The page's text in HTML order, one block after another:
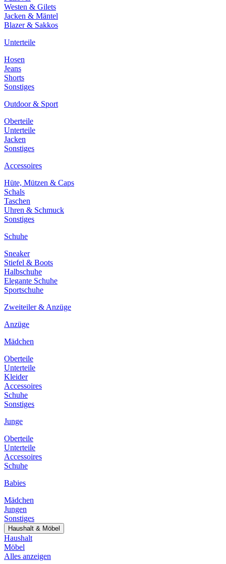
Westen & Gilets
Jacken & Mäntel
Blazer & Sakkos
Unterteile
Hosen
Jeans
Shorts
Sonstiges
Outdoor & Sport
Oberteile
Unterteile
Jacken
Sonstiges
Accessoires
Hüte, Mützen & Caps
Schals
Taschen
Uhren & Schmuck
Sonstiges
Schuhe
Sneaker
Stiefel & Boots
Halbschuhe
Elegante Schuhe
Sportschuhe
Zweiteiler & Anzüge
Anzüge
Mädchen
Oberteile
Unterteile
Kleider
Accessoires
Schuhe
Sonstiges
Junge
Oberteile
Unterteile
Accessoires
Schuhe
Babies
Mädchen
Jungen
Sonstiges
Haushalt & Möbel
Haushalt
Möbel
Alles anzeigen